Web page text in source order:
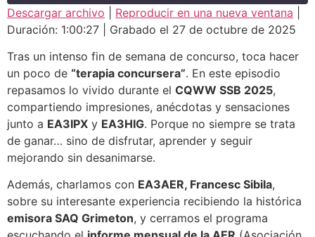
SHARE
LINK
EMBED
Descargar archivo Reproducir en una nueva ventana
Duración: 1:00:27
Grabado el 27 de octubre de 2025
Tras un intenso fin de semana de concurso, toca hacer
un poco de “terapia concursera”. En este episodio
repasamos lo vivido durante el CQWW SSB 2025,
compartiendo impresiones, anécdotas y sensaciones
junto a EA3IPX y EA3HIG. Porque no siempre se trata
de ganar… sino de disfrutar, aprender y seguir
mejorando sin desanimarse.
Además, charlamos con EA3AER, Francesc Sibila,
sobre su interesante experiencia recibiendo la histórica
emisora SAQ Grimeton, y cerramos el programa